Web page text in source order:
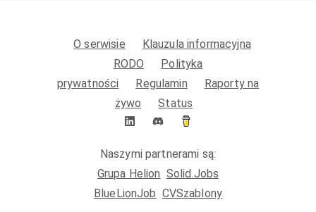
O serwisie
Klauzula informacyjna
RODO
Polityka
prywatności
Regulamin
Raporty na
żywo
Status
Naszymi partnerami są:
Grupa Helion Solid.Jobs
BlueLionJob CVSzablony